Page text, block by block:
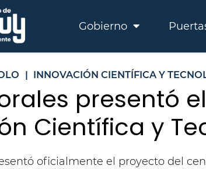
Gobierno
| INNOVACIÓN CIENTÍFICA Y
presentó
Científica y
oficialmente el proyecto del